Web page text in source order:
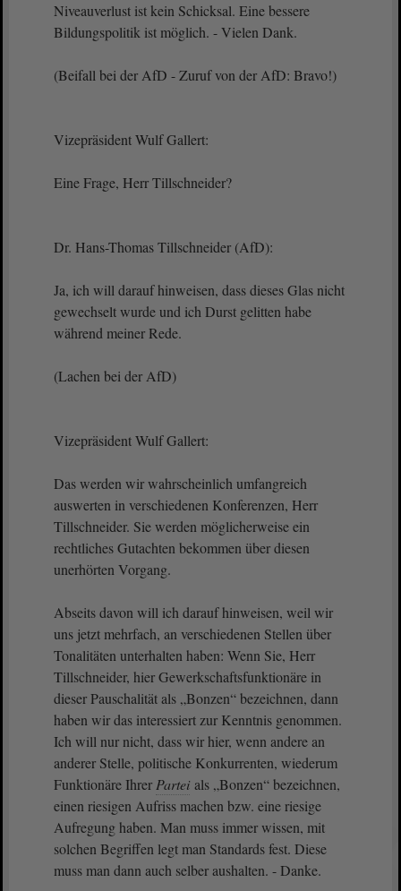
Niveauverlust ist kein Schicksal. Eine bessere
Bildungspolitik ist möglich. - Vielen Dank.
(Beifall bei der AfD - Zuruf von der AfD: Bravo!)
Vizepräsident Wulf Gallert:
Eine Frage, Herr Tillschneider?
Dr. Hans-Thomas Tillschneider (AfD):
Ja, ich will darauf hinweisen, dass dieses Glas nicht
gewechselt wurde und ich Durst gelitten habe
während meiner Rede.
(Lachen bei der AfD)
Vizepräsident Wulf Gallert:
Das werden wir wahrscheinlich umfangreich
auswerten in verschiedenen Konferenzen, Herr
Tillschneider. Sie werden möglicherweise ein
rechtliches Gutachten bekommen über diesen
unerhörten Vorgang.
Abseits davon will ich darauf hinweisen, weil wir
uns jetzt mehrfach, an verschiedenen Stellen über
Tonalitäten unterhalten haben: Wenn Sie, Herr
Tillschneider, hier Gewerkschaftsfunktionäre in
dieser Pauschalität als „Bonzen“ bezeichnen, dann
haben wir das interessiert zur Kenntnis genommen.
Ich will nur nicht, dass wir hier, wenn andere an
anderer Stelle, politische Konkurrenten, wiederum
Funktionäre Ihrer Partei als „Bonzen“ bezeichnen,
einen riesigen Aufriss machen bzw. eine riesige
Aufregung haben. Man muss immer wissen, mit
solchen Begriffen legt man Standards fest. Diese
muss man dann auch selber aushalten. - Danke.